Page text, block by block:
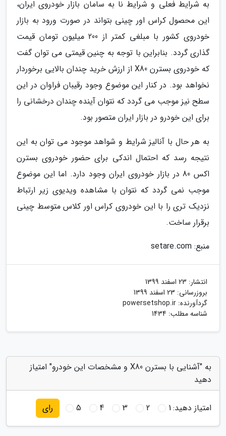
به شرایط فعلی و شرایط نا به سامان بازار خودروی ایران،
این محصول کراس اور چینی بتواند در صورت ورود به بازار
خودروی کشور با مبلغی کمتر از 200 میلیون تومان قیمت
گذاری گردد. بنابراین با توجه به چنین قیمتی می توان گفت
که خودروی بسترن X80 از ارزش خرید چندان بالایی برخوردار
نخواهد بود. در کنار این موضوع وجود رقیبان فراوان در این
سطح نیز موجب می گردد که نتوان آینده چندان درخشانی را
برای این خودرو در بازار ایران متصور بود.
به هر حال با آنالیز شرایط و شواهد موجود می توان به این
نتیجه رسد که احتمال اندکی برای حضور خودروی بسترن
اکس 80 در بازار خودروی ایران وجود دارد. اما این موضوع
موجب نمی گردد که نتوان با مشاهده ویدیوی زیر ارتباط
نزدیک تری را با این خودروی کراس اور کلاس متوسط چینی
برقرار ساخت.
منبع: setare.com
انتشار: 23 اسفند 1399
بروزرسانی: 23 اسفند 1399
گردآورنده: powersetshop.ir
شناسه مطلب: 1434
به "آشنایی با بسترن X80 و مشخصات این خودرو" امتیاز
دهید
امتیاز دهید:1
2
3
4
5 رای